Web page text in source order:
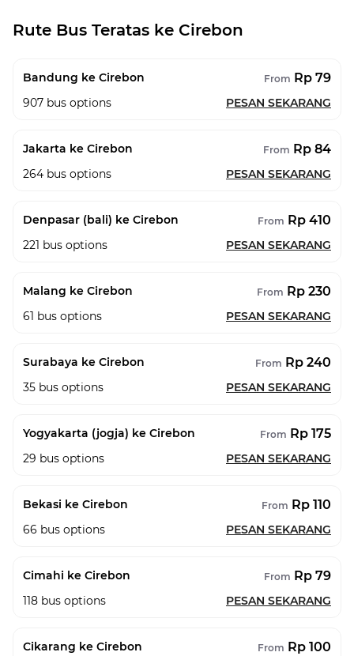
Rute Bus Teratas ke Cirebon
Bandung ke Cirebon From Rp 79
907 bus options PESAN SEKARANG
Jakarta ke Cirebon From Rp 84
264 bus options PESAN SEKARANG
Denpasar (bali) ke Cirebon From Rp 410
221 bus options PESAN SEKARANG
Malang ke Cirebon From Rp 230
61 bus options PESAN SEKARANG
Surabaya ke Cirebon From Rp 240
35 bus options PESAN SEKARANG
Yogyakarta (jogja) ke Cirebon From Rp 175
29 bus options PESAN SEKARANG
Bekasi ke Cirebon From Rp 110
66 bus options PESAN SEKARANG
Cimahi ke Cirebon From Rp 79
118 bus options PESAN SEKARANG
Cikarang ke Cirebon From Rp 100